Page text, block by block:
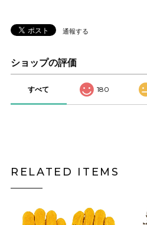
通報する
ショップの評価
すべて 180
RELATED ITEMS